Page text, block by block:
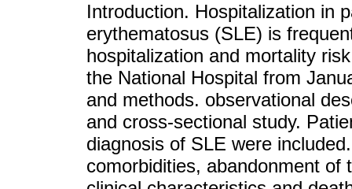
Introduction. Hospitalization in
erythematosus (SLE) is
hospitalization and mortality
the National Hospital from
and methods. observational
and cross-sectional study.
diagnosis of SLE were
comorbidities, abandonment